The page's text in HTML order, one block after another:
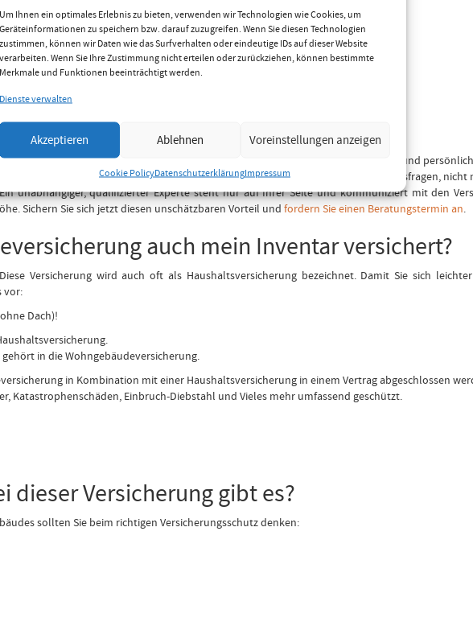
Um Ihnen ein optimales Erlebnis zu bieten, verwenden wir Technologien wie Cookies, um
Geräteinformationen zu speichern bzw. darauf zuzugreifen. Wenn Sie diesen Technologien
zustimmen, können wir Daten wie das Surfverhalten oder eindeutige IDs auf dieser Website
verarbeiten. Wenn Sie Ihre Zustimmung nicht erteilen oder zurückziehen, können bestimmte
Merkmale und Funktionen beeinträchtigt werden.
Dienste verwalten
Akzeptieren Ablehnen Voreinstellungen anzeigen
Cookie PolicyDatenschutzerklärungImpressum
Ihnen unsere unabhängigen Versicherungsmakler für individuelle Angebote und
Vorteile der jahrelangen Erfahrung eines unabhängigen Experten in Versicherungsfragen,
unabhängiger, qualifizierter Experte steht nur auf Ihrer Seite und kommuniziert mit den
Sichern Sie sich jetzt diesen unschätzbaren Vorteil und fordern Sie einen Beratungstermin an.
auch mein Inventar versichert?
Versicherung wird auch oft als Haushaltsversicherung bezeichnet. Damit Sie sich
vor:
Dach)!
in die Wohngebäudeversicherung.
in Kombination mit einer Haushaltsversicherung in einem Vertrag abgeschlossen
Katastrophenschäden, Einbruch-Diebstahl und Vieles mehr umfassend geschützt.
dieser Versicherung gibt es?
sollten Sie beim richtigen Versicherungsschutz denken: